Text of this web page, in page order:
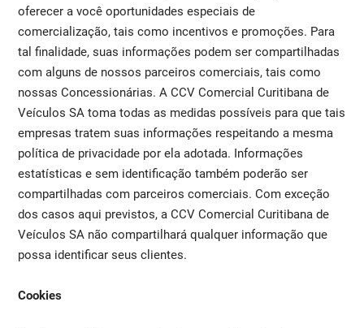
oferecer a você oportunidades especiais de
comercialização, tais como incentivos e promoções. Para
tal finalidade, suas informações podem ser compartilhadas
com alguns de nossos parceiros comerciais, tais como
nossas Concessionárias. A CCV Comercial Curitibana de
Veículos SA toma todas as medidas possíveis para que tais
empresas tratem suas informações respeitando a mesma
política de privacidade por ela adotada. Informações
estatísticas e sem identificação também poderão ser
compartilhadas com parceiros comerciais. Com exceção
dos casos aqui previstos, a CCV Comercial Curitibana de
Veículos SA não compartilhará qualquer informação que
possa identificar seus clientes.
Cookies